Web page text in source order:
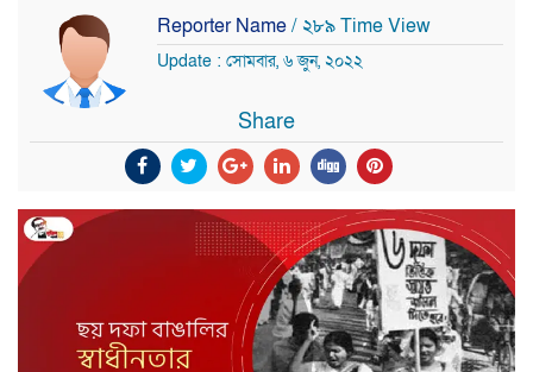
Reporter Name/ ২৮৯ Time View
Update : সোমবার, ৬ জুন, ২০২২
Share